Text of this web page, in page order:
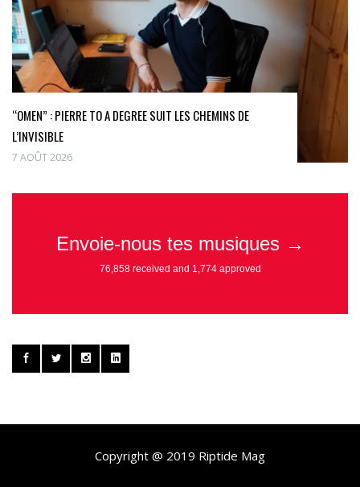
“OMEN” : PIERRE TO A DEGREE SUIT LES CHEMINS DE
L’INVISIBLE
7 AOÛT 2026
Copyright @ 2019 Riptide Mag